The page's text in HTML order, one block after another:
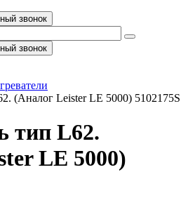
звонок
звонок
(Аналог Leister LE 5000) 5102175S
тип L62.
LE 5000)